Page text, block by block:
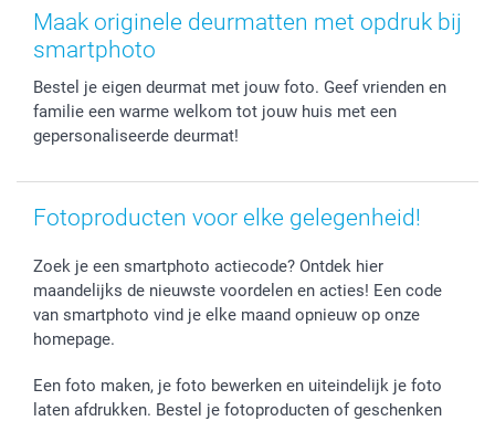
Stickers en Etiketten
Fotokaders, Decoratie en Snoepjes
Geschenken voor hem
Afstuderen
Vaderdag
Verjaardag
Voorwaarden
Herroepingsrecht
Wettelijke garantie
Privacybeleid
Prijslijst
Jobs & Stages
smartgarantie
smartbonus
Grote bestellingen
smartfriends
Maak originele deurmatten met opdruk bij
smartphoto
Bestel je eigen deurmat met jouw foto. Geef vrienden en
familie een warme welkom tot jouw huis met een
gepersonaliseerde deurmat!
Fotoproducten voor elke gelegenheid!
Zoek je een smartphoto actiecode? Ontdek hier
maandelijks de nieuwste voordelen en acties! Een code
van smartphoto vind je elke maand opnieuw op onze
homepage.
Een foto maken, je foto bewerken en uiteindelijk je foto
laten afdrukken. Bestel je fotoproducten of geschenken